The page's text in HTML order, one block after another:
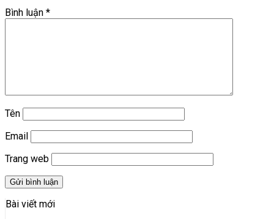
Bình luận *
Tên
Email
Trang web
Bài viết mới